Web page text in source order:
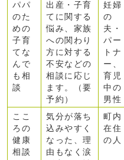
パパ
のた
めの
子育
てな
んで
も相
談
出産・子育
てに関する
悩み、家族
への関わり
方に対する
不安などの
相談に応じ
ます。（要
予約）
妊婦
の
夫・
パー
トナ
ー、
育児
中の
男性
ここ
ろの
健康
相談
気分が落ち
込みやすく
なった、理
由もなく涙
町内
在住
の人